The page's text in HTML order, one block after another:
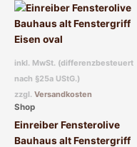
inkl. MwSt. (differenzbesteuert
nach §25a UStG.)
zzgl. Versandkosten
Shop
Einreiber Fensterolive
Bauhaus alt Fenstergriff